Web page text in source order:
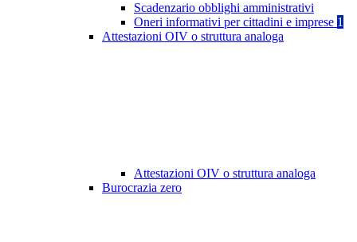
Scadenzario obblighi amministrativi
Oneri informativi per cittadini e imprese 1
Attestazioni OIV o struttura analoga
Attestazioni OIV o struttura analoga
Burocrazia zero